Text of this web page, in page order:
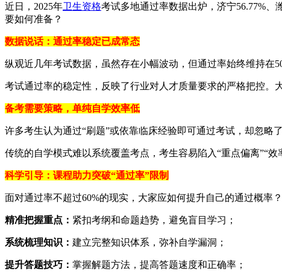
近日，2025年卫生资格考试多地通过率数据出炉，济宁56.77%、
要如何准备？
数据说话：通过率稳定已成常态
纵观近几年考试数据，虽然存在小幅波动，但通过率始终维持在
考试通过率的稳定性，反映了行业对人才质量要求的严格把控。
备考需要策略，单纯自学效率低
许多考生认为通过“刷题”或依靠临床经验即可通过考试，却忽略
传统的自学模式难以系统覆盖考点，考生容易陷入“重点偏离”“
科学引导：课程助力突破“通过率”限制
面对通过率不超过60%的现实，大家应如何提升自己的通过概率
精准把握重点： 紧扣考纲和命题趋势，避免盲目学习；
系统梳理知识： 建立完整知识体系，弥补自学漏洞；
提升答题技巧： 掌握解题方法，提高答题速度和正确率；